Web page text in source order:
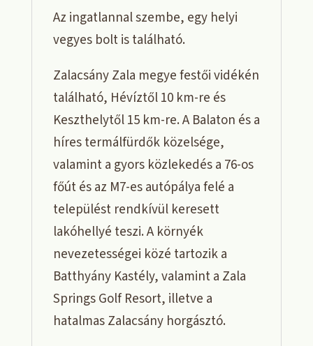
Az ingatlannal szembe, egy helyi
vegyes bolt is található.
Zalacsány Zala megye festői vidékén
található, Hévíztől 10 km-re és
Keszthelytől 15 km-re. A Balaton és a
híres termálfürdők közelsége,
valamint a gyors közlekedés a 76-os
főút és az M7-es autópálya felé a
települést rendkívül keresett
lakóhellyé teszi. A környék
nevezetességei közé tartozik a
Batthyány Kastély, valamint a Zala
Springs Golf Resort, illetve a
hatalmas Zalacsány horgásztó.